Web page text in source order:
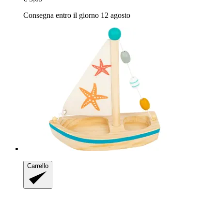
Consegna entro il giorno 12 agosto
Carrello